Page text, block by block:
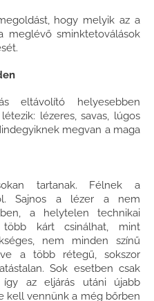
hogy melyik az a
meglévő sminktetoválások
eltávolító helyesebben
lézeres, savas, lúgos
megvan a maga
tartanak. Félnek a
Sajnos a lézer a nem
a helytelen technikai
több kárt csinálhat, mint
nem minden színű
a több rétegű, sokszor
Sok esetben csak
így az eljárás utáni újabb
kell vennünk a még bőrben